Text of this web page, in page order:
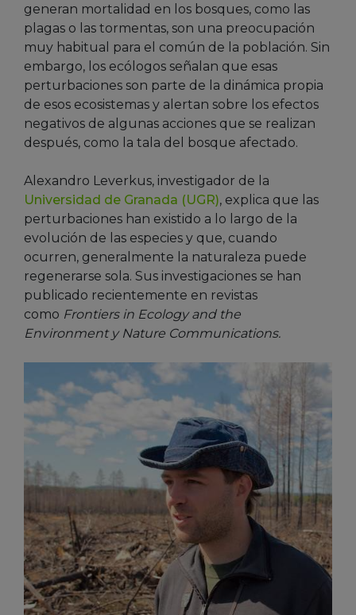
generan mortalidad en los bosques, como las
plagas o las tormentas, son una preocupación
muy habitual para el común de la población. Sin
embargo, los ecólogos señalan que esas
perturbaciones son parte de la dinámica propia
de esos ecosistemas y alertan sobre los efectos
negativos de algunas acciones que se realizan
después, como la tala del bosque afectado.
Alexandro Leverkus, investigador de la
Universidad de Granada (UGR), explica que las
perturbaciones han existido a lo largo de la
evolución de las especies y que, cuando
ocurren, generalmente la naturaleza puede
regenerarse sola. Sus investigaciones se han
publicado recientemente en revistas
como Frontiers in Ecology and the
Environment y Nature Communications.